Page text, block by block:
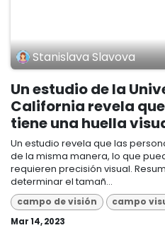
Stanislava Slavova
Un estudio de la
California revela
tiene una huella
Un estudio revela que las
de la misma manera, lo que
requieren precisión visual.
determinar el tamañ...
campo de visión campo
Mar 14, 2023